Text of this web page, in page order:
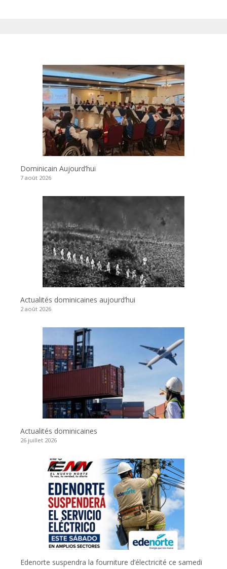
Dominicain Aujourd’hui
7 août 2026
Actualités dominicaines aujourd’hui
2 août 2026
Actualités dominicaines
26 juillet 2026
Edenorte suspendra la fourniture d’électricité ce samedi